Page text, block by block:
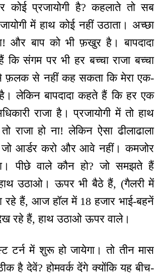
प्रजायोगी है? कहलाते तो सब
में हाथ कोई नहीं उठाता। अच्छा
और बाप को भी फ़खुर है। बापदादा
संगम पर भी हर बच्चा राजा बच्चा
फ़लक से नहीं कह सकता कि मेरा एक-
लेकिन बापदादा कहते हैं कि हर एक
राजा है। प्रजायोगी में तो हाथ
राजा हो ना! लेकिन ऐसा ढीलाढाला
जो आर्डर करो और आवे नहीं। कमजोर
पीछे वाले कौन हो? जो समझते हैं
हाथ उठाओ। ऊपर भी बैठे हैं, (गैलरी में
रहे हैं, आज हॉल में 18 हजार भाई-बहनें
रहे हैं, हाथ उठाओ ऊपर वाले।
टर्न में शुरू हो जायेगा। तो तीन मास
है देवें? होमवर्क देंगे क्योंकि यह बीच-